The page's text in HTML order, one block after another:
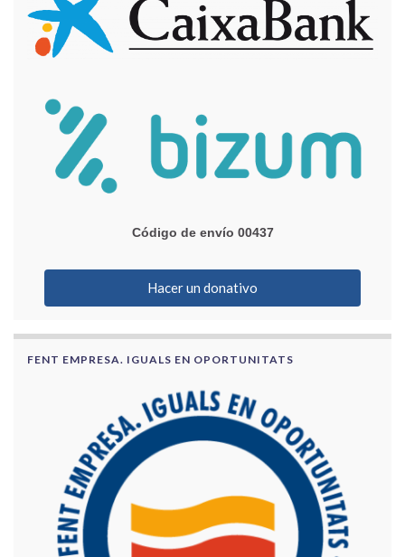
Código de envío 00437
Hacer un donativo
FENT EMPRESA. IGUALS EN OPORTUNITATS